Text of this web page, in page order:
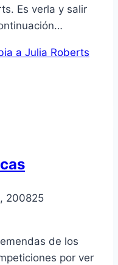
Es verla y salir
a Julia Roberts
200825
de los
por ver